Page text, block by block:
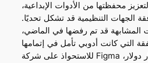
محفظتها من الأدوات الإبداعية،
الجهات التنظيمية قد تشكل تحديًا.
قد تم رفضها في الماضي،
التي كانت أدوبي تأمل في إتمامها
للاستحواذ على شركة Figma بقيمة 20 مليار دولار،